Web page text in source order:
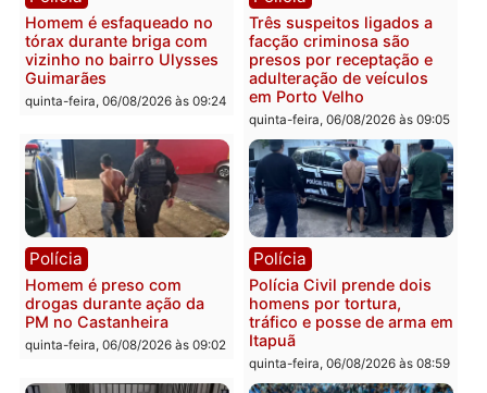
Policiais militares
recuperam moto furtada e
prendem trio na zona
Leste
quinta-feira, 06/08/2026 às 09:28
Jovem é encontrado
na Rua dos Cravos e
é investigado pela
em RO
quinta-feira, 06/08/2026 às
Polícia
Homem é esfaqueado no
tórax durante briga com
vizinho no bairro Ulysses
Guimarães
quinta-feira, 06/08/2026 às 09:24
Polícia
Três suspeitos ligados a
facção criminosa são
presos por receptação e
adulteração de veículos
em Porto Velho